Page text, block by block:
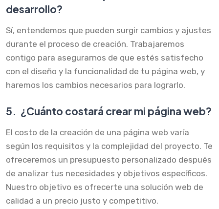
desarrollo?
Sí, entendemos que pueden surgir cambios y ajustes
durante el proceso de creación. Trabajaremos
contigo para asegurarnos de que estés satisfecho
con el diseño y la funcionalidad de tu página web, y
haremos los cambios necesarios para lograrlo.
5. ¿Cuánto costará crear mi página web?
El costo de la creación de una página web varía
según los requisitos y la complejidad del proyecto. Te
ofreceremos un presupuesto personalizado después
de analizar tus necesidades y objetivos específicos.
Nuestro objetivo es ofrecerte una solución web de
calidad a un precio justo y competitivo.